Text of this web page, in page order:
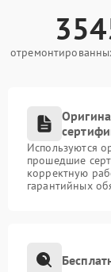
Используются
прошедшие
корректную
гарантийных